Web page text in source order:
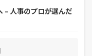
– 人事のプロが選んだ